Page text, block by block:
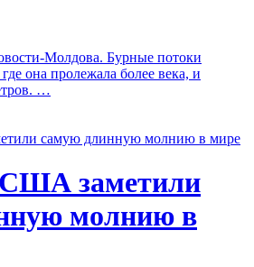
Молдова. Бурные потоки
она пролежала более века, и
…
США заметили
молнию в